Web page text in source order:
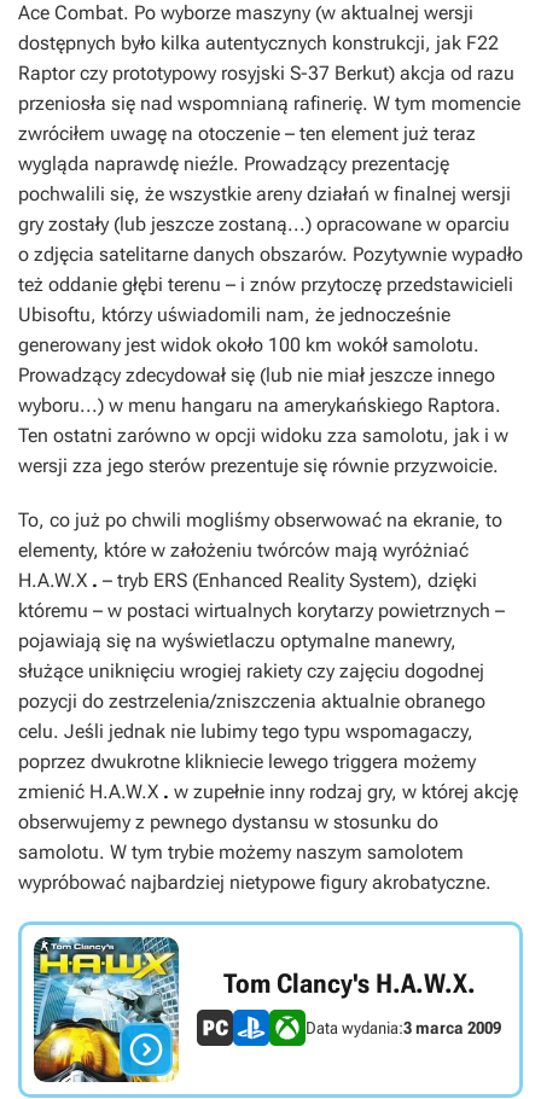
Ace Combat. Po wyborze maszyny (w aktualnej wersji
dostępnych było kilka autentycznych konstrukcji, jak F22
Raptor czy prototypowy rosyjski S-37 Berkut) akcja od razu
przeniosła się nad wspomnianą rafinerię. W tym momencie
zwróciłem uwagę na otoczenie – ten element już teraz
wygląda naprawdę nieźle. Prowadzący prezentację
pochwalili się, że wszystkie areny działań w finalnej wersji
gry zostały (lub jeszcze zostaną...) opracowane w oparciu
o zdjęcia satelitarne danych obszarów. Pozytywnie wypadło
też oddanie głębi terenu – i znów przytoczę przedstawicieli
Ubisoftu, którzy uświadomili nam, że jednocześnie
generowany jest widok około 100 km wokół samolotu.
Prowadzący zdecydował się (lub nie miał jeszcze innego
wyboru...) w menu hangaru na amerykańskiego Raptora.
Ten ostatni zarówno w opcji widoku zza samolotu, jak i w
wersji zza jego sterów prezentuje się równie przyzwoicie.
To, co już po chwili mogliśmy obserwować na ekranie, to
elementy, które w założeniu twórców mają wyróżniać
H.A.W.X . – tryb ERS (Enhanced Reality System), dzięki
któremu – w postaci wirtualnych korytarzy powietrznych –
pojawiają się na wyświetlaczu optymalne manewry,
służące uniknięciu wrogiej rakiety czy zajęciu dogodnej
pozycji do zestrzelenia/zniszczenia aktualnie obranego
celu. Jeśli jednak nie lubimy tego typu wspomagaczy,
poprzez dwukrotne klikniecie lewego triggera możemy
zmienić H.A.W.X . w zupełnie inny rodzaj gry, w której akcję
obserwujemy z pewnego dystansu w stosunku do
samolotu. W tym trybie możemy naszym samolotem
wypróbować najbardziej nietypowe figury akrobatyczne.

Tom Clancy's H.A.W.X.
Data wydania:3 marca 2009